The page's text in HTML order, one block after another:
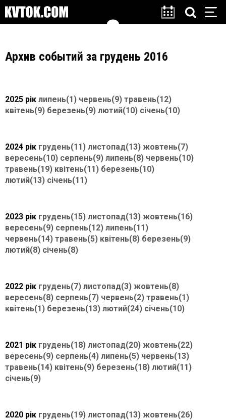
Архив событий за грудень 2016
2025 рік липень(1) червень(9) травень(12)
квітень(9) березень(9) лютий(10) січень(10)
2024 рік грудень(11) листопад(13) жовтень(7)
вересень(10) серпень(9) липень(8) червень(10)
травень(19) квітень(11) березень(10)
лютий(13) січень(11)
2023 рік грудень(15) листопад(13) жовтень(16)
вересень(9) серпень(12) липень(11)
червень(14) травень(5) квітень(8) березень(9)
лютий(8) січень(8)
2022 рік грудень(7) листопад(3) жовтень(8)
вересень(8) серпень(7) червень(2) травень(1)
квітень(1) березень(13) лютий(24) січень(10)
2021 рік грудень(18) листопад(20) жовтень(22)
вересень(9) серпень(4) липень(5) червень(13)
травень(14) квітень(9) березень(18) лютий(11)
січень(9)
2020 рік грудень(19) листопад(13) жовтень(26)